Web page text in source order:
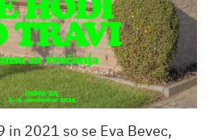
in 2021 so se Eva Bevec,